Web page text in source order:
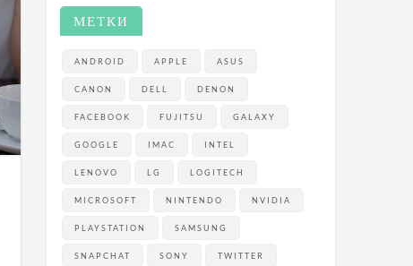
МЕТКИ
ANDROID APPLE ASUS
CANON DELL DENON
FACEBOOK FUJITSU GALAXY
GOOGLE IMAC INTEL
LENOVO LG LOGITECH
MICROSOFT NINTENDO NVIDIA
PLAYSTATION SAMSUNG
SNAPCHAT SONY TWITTER